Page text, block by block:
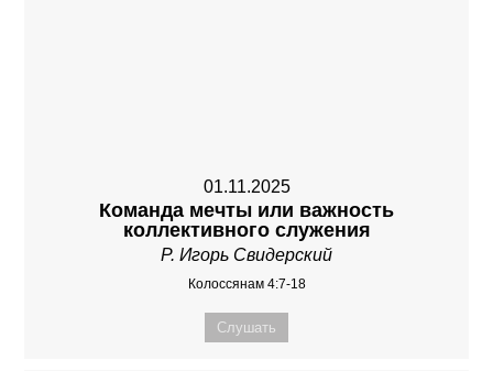
01.11.2025
Команда мечты или важность
коллективного служения
Р. Игорь Свидерский
Колоссянам 4:7-18
Слушать